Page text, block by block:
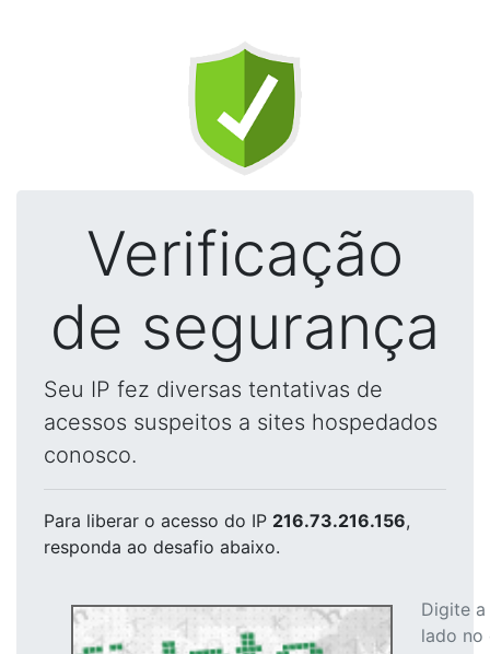
Verificação
de segurança
Seu IP fez diversas tentativas de
acessos suspeitos a sites hospedados
conosco.
Para liberar o acesso do IP 216.73.216.156,
responda ao desafio abaixo.
Digite
lado no